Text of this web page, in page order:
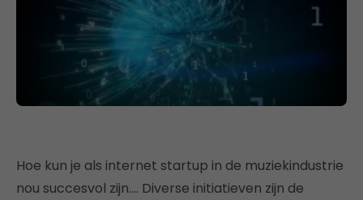
Hoe kun je als internet startup in de muziekindustrie
nou succesvol zijn…. Diverse initiatieven zijn de